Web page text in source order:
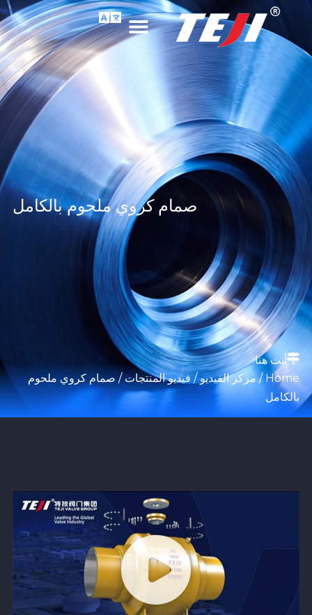
صمام كروي ملحوم بالكامل
أنت هنا:
Home
/مركز الفيديو/ فيديو المنتجات/ صمام كروي ملحوم
بالكامل